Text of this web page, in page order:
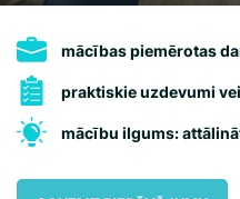
mācības piemērotas
praktiskie uzdevumi
mācību ilgums: